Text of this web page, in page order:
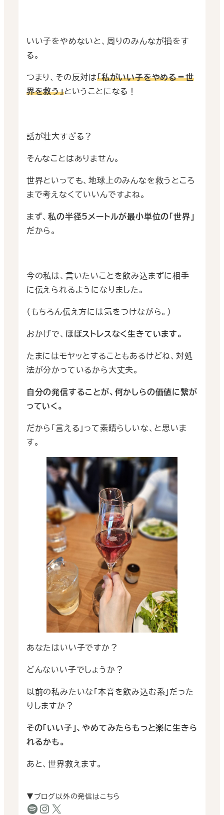
いい子をやめないと、周りのみんなが損をす
る。
つまり、その反対は「私がいい子をやめる＝世
界を救う」ということになる！
話が壮大すぎる？
そんなことはありません。
世界といっても、地球上のみんなを救うところ
まで考えなくていいんですよね。
まず、私の半径5メートルが最小単位の「世界」
だから。
今の私は、言いたいことを飲み込まずに相手
に伝えられるようになりました。
（もちろん伝え方には気をつけながら。）
おかげで、 ほぼストレスなく生きています。
たまにはモヤッとすることもあるけどね、対処
法が分かっているから大丈夫。
自分の発信することが、何かしらの価値に繋が
っていく。
だから｢言える｣って素晴らしいな、と思いま
す。
あなたはいい子ですか？
どんないい子でしょうか？
以前の私みたいな｢本音を飲み込む系｣だった
りしますか？
その｢いい子｣、やめてみたらもっと楽に生きら
れるかも。
あと、世界救えます。
▼ブログ以外の発信はこちら
Podcast｜Spotify Instagram X